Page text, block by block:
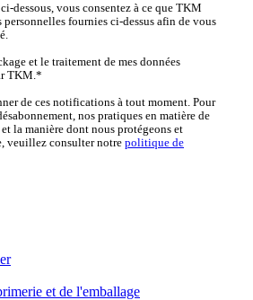
dessous, vous consentez à ce que TKM
personnelles fournies ci-dessus afin de vous
et le traitement de mes données
TKM. *
de ces notifications à tout moment. Pour
nos pratiques en matière de
la manière dont nous protégeons et
veuillez consulter notre politique de
et de l'emballage